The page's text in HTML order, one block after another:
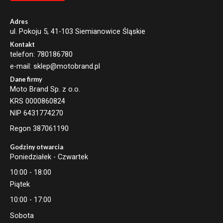
i
Adres
ul. Pokoju 5, 41-103 Siemianowice Śląskie
Kontakt
telefon: 780186780
e-mail: sklep@motobrand.pl
Dane firmy
Moto Brand Sp. z o.o.
KRS 0000860824
NIP 6431774270
Regon 387061190
Godziny otwarcia
Poniedziałek - Czwartek
10:00 - 18:00
Piątek
10:00 - 17:00
Sobota